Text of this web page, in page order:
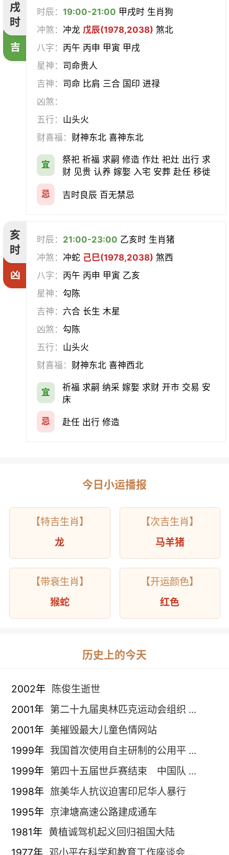
戌
时
吉
时辰：19:00-21:00 甲戌时 生肖狗
冲煞：冲龙 戊辰(1978,2038) 煞北
八字： 丙午 丙申 甲寅 甲戌
星神： 司命贵人
吉神： 司命 比肩 三合 国印 进禄
凶煞：
五行： 山头火
财喜福： 财神东北 喜神东北
宜
祭祀 祈福 求嗣 修造 作灶 祀灶 出行 求
财 见贵 认养 嫁娶 入宅 安葬 赴任 移徙
忌 吉时良辰 百无禁忌
亥
时
凶
时辰： 21:00-23:00 乙亥时 生肖猪
冲煞：冲蛇 己巳(1978,2038) 煞西
八字： 丙午 丙申 甲寅 乙亥
星神： 勾陈
吉神： 六合 长生 木星
凶煞： 勾陈
五行： 山头火
财喜福： 财神东北 喜神西北
宜
祈福 求嗣 纳采 嫁娶 求财 开市 交易 安
床
忌 赴任 出行 修造
今日小运播报
【特吉生肖】
龙
【次吉生肖】
马羊猪
【带衰生肖】
猴蛇
【开运颜色】
红色
历史上的今天
2002年 陈俊生逝世
2001年 第二十九届奥林匹克运动会组织 ...
2001年 美摧毁最大儿童色情网站
1999年 我国首次使用自主研制的公用平 ...
1999年 第四十五届世乒赛结束 中国队 ...
1998年 旅美华人抗议迫害印尼华人暴行
1995年 京津塘高速公路建成通车
1981年 黄植诚驾机起义回归祖国大陆